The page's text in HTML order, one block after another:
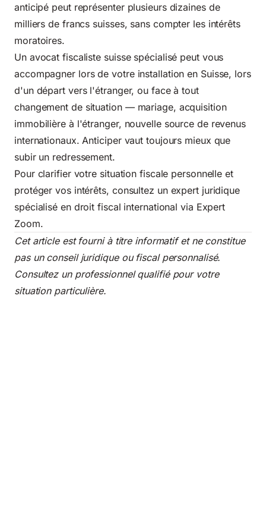
anticipé peut représenter plusieurs dizaines de
milliers de francs suisses, sans compter les intérêts
moratoires.
Un avocat fiscaliste suisse spécialisé peut vous
accompagner lors de votre installation en Suisse, lors
d'un départ vers l'étranger, ou face à tout
changement de situation — mariage, acquisition
immobilière à l'étranger, nouvelle source de revenus
internationaux. Anticiper vaut toujours mieux que
subir un redressement.
Pour clarifier votre situation fiscale personnelle et
protéger vos intérêts, consultez un expert juridique
spécialisé en droit fiscal international via Expert
Zoom.
Cet article est fourni à titre informatif et ne constitue
pas un conseil juridique ou fiscal personnalisé.
Consultez un professionnel qualifié pour votre
situation particulière.